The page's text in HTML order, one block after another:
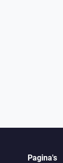
Pagina's